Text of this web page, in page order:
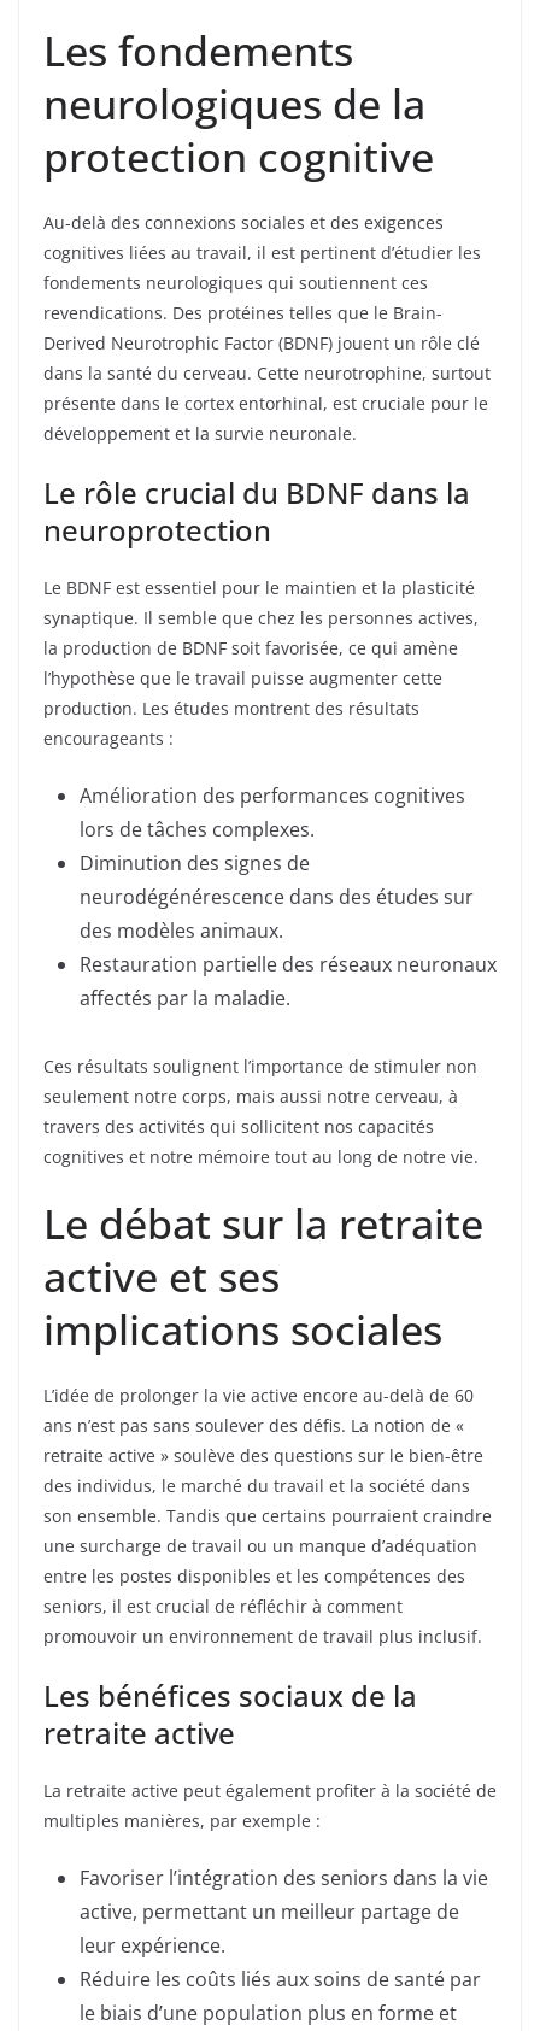
Les fondements
neurologiques de la
protection cognitive
Au-delà des connexions sociales et des exigences
cognitives liées au travail, il est pertinent d’étudier les
fondements neurologiques qui soutiennent ces
revendications. Des protéines telles que le Brain-
Derived Neurotrophic Factor (BDNF) jouent un rôle clé
dans la santé du cerveau. Cette neurotrophine, surtout
présente dans le cortex entorhinal, est cruciale pour le
développement et la survie neuronale.
Le rôle crucial du BDNF dans la
neuroprotection
Le BDNF est essentiel pour le maintien et la plasticité
synaptique. Il semble que chez les personnes actives,
la production de BDNF soit favorisée, ce qui amène
l’hypothèse que le travail puisse augmenter cette
production. Les études montrent des résultats
encourageants :
Amélioration des performances cognitives
lors de tâches complexes.
Diminution des signes de
neurodégénérescence dans des études sur
des modèles animaux.
Restauration partielle des réseaux neuronaux
affectés par la maladie.
Ces résultats soulignent l’importance de stimuler non
seulement notre corps, mais aussi notre cerveau, à
travers des activités qui sollicitent nos capacités
cognitives et notre mémoire tout au long de notre vie.
Le débat sur la retraite
active et ses
implications sociales
L’idée de prolonger la vie active encore au-delà de 60
ans n’est pas sans soulever des défis. La notion de «
retraite active » soulève des questions sur le bien-être
des individus, le marché du travail et la société dans
son ensemble. Tandis que certains pourraient craindre
une surcharge de travail ou un manque d’adéquation
entre les postes disponibles et les compétences des
seniors, il est crucial de réfléchir à comment
promouvoir un environnement de travail plus inclusif.
Les bénéfices sociaux de la
retraite active
La retraite active peut également profiter à la société de
multiples manières, par exemple :
Favoriser l’intégration des seniors dans la vie
active, permettant un meilleur partage de
leur expérience.
Réduire les coûts liés aux soins de santé par
le biais d’une population plus en forme et